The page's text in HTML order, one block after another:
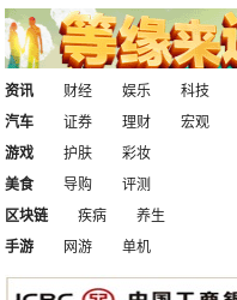
资讯 财经 娱乐
科技
汽车
证券 理财 宏观
游戏
护肤
彩妆
美食
导购 评测
区块链
疾病
养生
手游
网游 单机